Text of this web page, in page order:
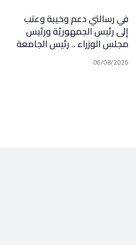
في رسالتي دعم وخيبة وعتب
إلى رئيس الجمهوريّة ورئيس
مجلس الوزراء .. رئيس الجامعة
اللبنانية الثقافيّة في العالم
(WLCU) يؤكد دعم الدّولة06/08/2026